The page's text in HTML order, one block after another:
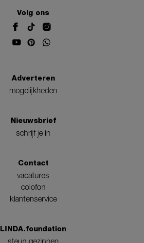
Volg ons
Adverteren
mogelijkheden
Nieuwsbrief
schrijf je in
Contact
vacatures
colofon
klantenservice
LINDA.foundation
steun gezinnen